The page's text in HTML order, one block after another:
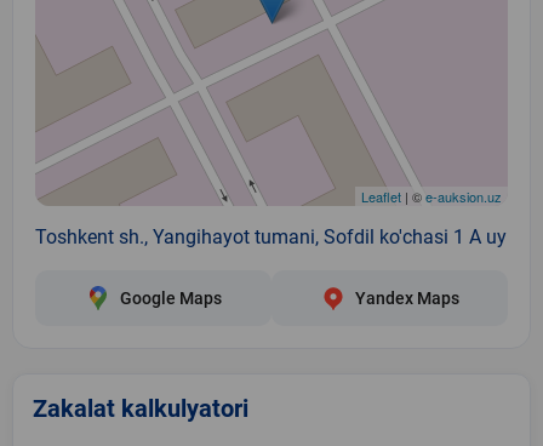
Leaflet | ©e-auksion.uz
Toshkent sh., Yangihayot tumani, Sofdil ko'chasi 1 A uy
Google Maps Yandex Maps
Zakalat kalkulyatori